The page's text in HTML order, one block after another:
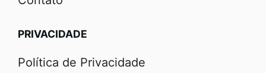
PRIVACIDADE
Política de Privacidade